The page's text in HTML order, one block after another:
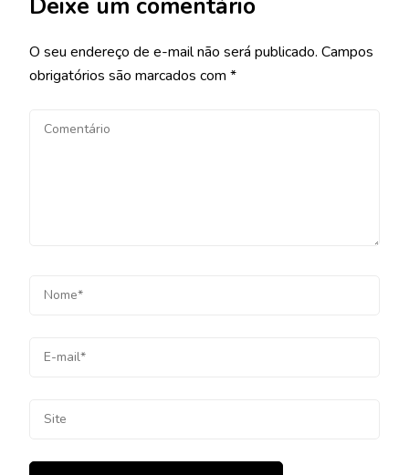
O seu endereço de e-mail não será publicado. Campos
obrigatórios são marcados com *